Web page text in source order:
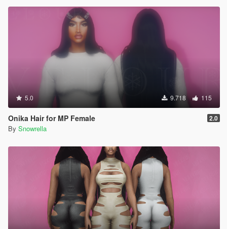
5.0 9.718 115
Onika Hair for MP Female 2.0
By Snowrella